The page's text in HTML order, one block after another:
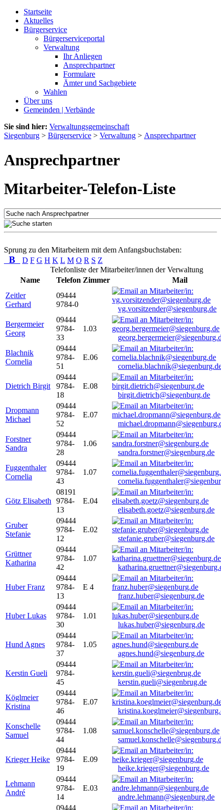
Startseite
Aktuelles
Bürgerservice
Bürgerserviceportal
Verwaltung
Ihr Anliegen
Ansprechpartner
Formulare
Ämter und Sachgebiete
Wahlen
Über uns
Gemeinden | Verbände
Sie sind hier: Verwaltungsgemeinschaft
Siegenburg > Bürgerservice > Verwaltung > Ansprechpartner
Ansprechpartner
Mitarbeiter-Telefon-Liste
Sprung zu den Mitarbeitern mit dem Anfangsbuchstaben:
B D F G H K L M O R S Z
Telefonliste der Mitarbeiter/innen der Verwaltung
Name
Telefon Zimmer
Mail
Zeitler
Gerhard
09444
9784-0
vg.vorsitzender@siegenburg.de
Bergermeier
Georg
09444
9784-
33
1.03
Blachnik
Cornelia
09444
9784-
51
E.06
Dietrich Birgit
09444
9784-
18
E.08
birgit.dietrich@siegenburg.de
Dropmann
Michael
09444
9784-
52
E.07
Forstner
Sandra
09444
9784-
28
1.06
sandra.forstner@siegenburg.de
Fuggenthaler
Cornelia
09444
9784-
43
1.07
Götz Elisabeth
08191
9784-
13
E.04
elisabeth.goetz@siegenburg.de
Gruber
Stefanie
09444
9784-
12
E.02
stefanie.gruber@siegenburg.de
Grüttner
Katharina
09444
9784-
42
1.07
Huber Franz
09444
9784-
13
E 4
franz.huber@siegenburg.de
Huber Lukas
09444
9784-
30
1.01
lukas.huber@siegenburg.de
Hund Agnes
09444
9784-
37
1.05
agnes.hund@siegenburg.de
Kerstin Gueli
09444
9784-
45
kerstin.gueli@siegenbrug.de
Köglmeier
Kristina
09444
9784-
46
E.07
Konschelle
Samuel
09444
9784-
44
1.08
Krieger Heike
09444
9784-
19
E.09
heike.krieger@siegenburg.de
Lehmann
André
09444
9784-
14
E.03
andre.lehmann@siegenburg.de
09444